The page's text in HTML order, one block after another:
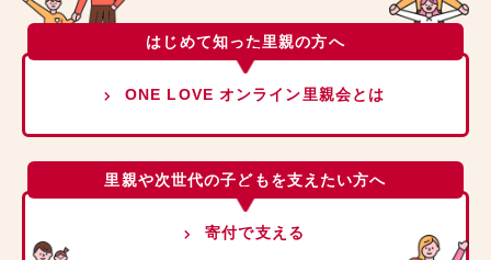
はじめて知った里親の方へ
ONE LOVE オンライン里親会とは
里親や次世代の子どもを支えたい方へ
寄付で支える